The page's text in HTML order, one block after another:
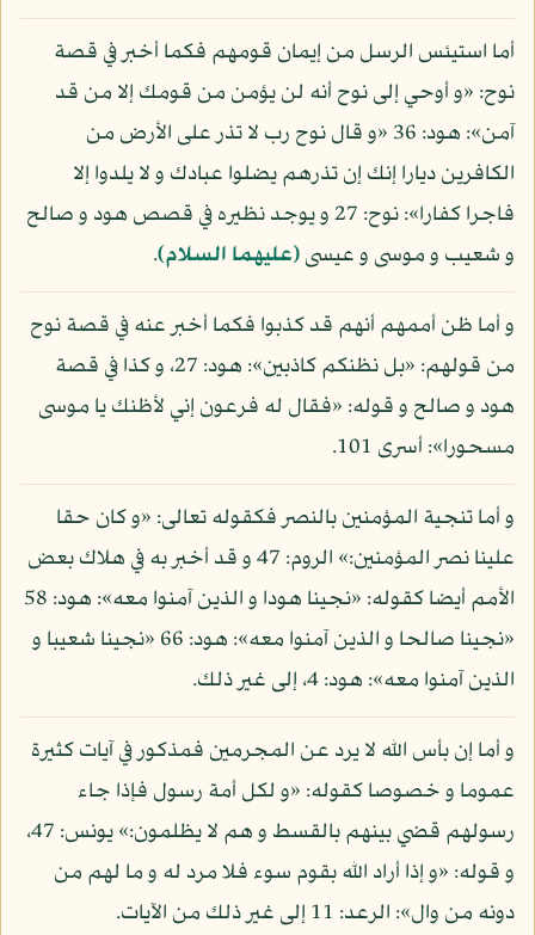
أما استيئس الرسل من إيمان قومهم فكما أخبر في قصة
نوح: «و أوحي إلى نوح أنه لن يؤمن من قومك إلا من قد
آمن»: هود: 36 «و قال نوح رب لا تذر على الأرض من
الكافرين ديارا إنك إن تذرهم يضلوا عبادك و لا يلدوا إلا
فاجرا كفارا»: نوح: 27 و يوجد نظيره في قصص هود و صالح
و شعيب و موسى و عيسى(عليهما السلام).
و أما ظن أممهم أنهم قد كذبوا فكما أخبر عنه في قصة نوح
من قولهم: «بل نظنكم كاذبين»: هود: 27، و كذا في قصة
هود و صالح و قوله: «فقال له فرعون إني لأظنك يا موسى
مسحورا»: أسرى 101.
و أما تنجية المؤمنين بالنصر فكقوله تعالى: «و كان حقا
علينا نصر المؤمنين:» الروم: 47 و قد أخبر به في هلاك بعض
الأمم أيضا كقوله: «نجينا هودا و الذين آمنوا معه»: هود: 58
«نجينا صالحا و الذين آمنوا معه»: هود: 66 «نجينا شعيبا و
الذين آمنوا معه»: هود: 4، إلى غير ذلك.
و أما إن بأس الله لا يرد عن المجرمين فمذكور في آيات كثيرة
عموما و خصوصا كقوله: «و لكل أمة رسول فإذا جاء
رسولهم قضي بينهم بالقسط و هم لا يظلمون:» يونس: 47،
و قوله: «و إذا أراد الله بقوم سوء فلا مرد له و ما لهم من
دونه من وال»: الرعد: 11 إلى غير ذلك من الآيات.